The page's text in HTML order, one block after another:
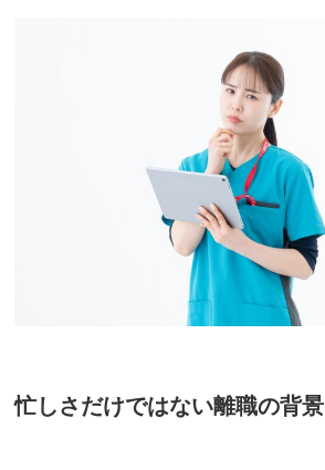
忙しさだけではない離職の背景